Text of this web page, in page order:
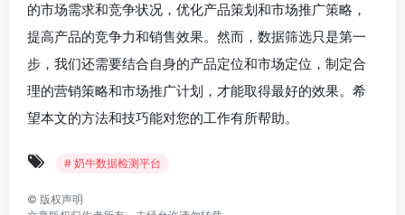
的市场需求和竞争状况，优化产品策划和市场推广策略，
提高产品的竞争力和销售效果。然而，数据筛选只是第一
步，我们还需要结合自身的产品定位和市场定位，制定合
理的营销策略和市场推广计划，才能取得最好的效果。希
望本文的方法和技巧能对您的工作有所帮助。
# 奶牛数据检测平台
© 版权声明